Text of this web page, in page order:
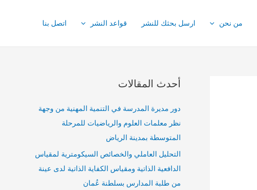
من نحن ارسل بحثك للنشر قواعد النشر اتصل بنا
أحدث المقالات
دور مديرة المدرسة في التنمية المهنية من وجهة
نظر معلمات العلوم والرياضيات للمرحلة
المتوسطة بمدينة الرياض
التحليل العاملي والخصائص السيكومترية لمقياس
الدافعية الذاتية ومقياس الكفاية الذاتية لدى عينة
من طلبة المدارس بسلطنة عُمان